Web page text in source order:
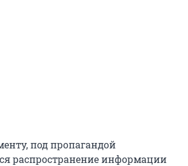
под пропагандой
распространение информации